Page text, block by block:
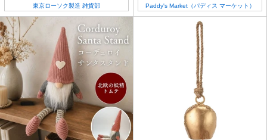
東京ローソク製造 雑貨部 Paddy's Market（パディス マーケット）